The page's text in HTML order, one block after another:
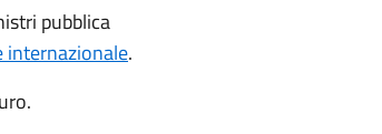
pubblica
internazionale.